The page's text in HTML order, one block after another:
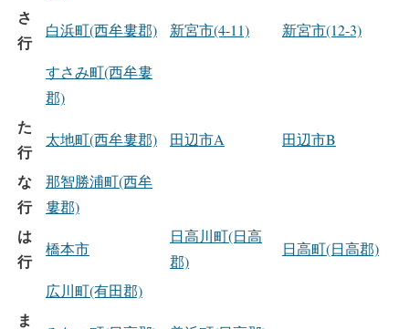
さ
行
白浜町(西牟婁郡) 新宮市(4-11) 新宮市(12-3)
すさみ町(西牟婁
郡)
た
行
太地町(西牟婁郡) 田辺市A 田辺市B
な
行
那智勝浦町(西牟
婁郡)
は
行
橋本市
日高川町(日高
郡)
日高町(日高郡)
広川町(有田郡)
ま